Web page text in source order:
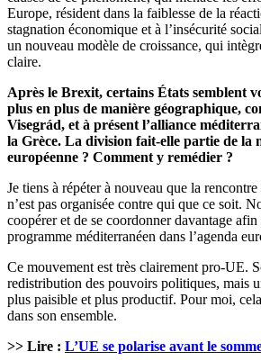
Europe, résident dans la faiblesse de la
stagnation économique et à l’insécurité
un nouveau modèle de croissance, qui
claire.
Après le Brexit, certains États semblent
plus en plus de manière géographique,
Visegrád, et à présent l’alliance
la Grèce. La division fait-elle partie de la
européenne ? Comment y remédier ?
Je tiens à répéter à nouveau que la
n’est pas organisée contre qui que ce soit.
coopérer et de se coordonner davantage afin
programme méditerranéen dans l’agenda
Ce mouvement est très clairement pro-UE.
redistribution des pouvoirs politiques, mais
plus paisible et plus productif. Pour moi,
dans son ensemble.
>> Lire : L’UE se polarise avant le